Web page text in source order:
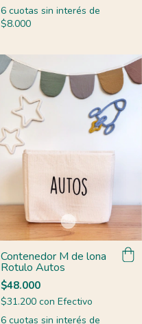
6 cuotas sin interés de
$8.000
Contenedor M de lona
Rotulo Autos
$48.000
$31.200 con Efectivo
6 cuotas sin interés de